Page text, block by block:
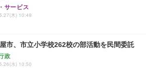
サービス
木) 10:49
市、市立小学校262校の部活動を民間委託
政
水) 10:50